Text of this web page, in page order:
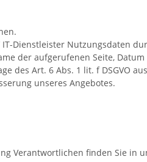
Dienstleister Nutzungsdaten
der aufgerufenen Seite,
des Art. 6 Abs. 1 lit. f DSGVO
unseres Angebotes.
Verantwortlichen finden Sie in